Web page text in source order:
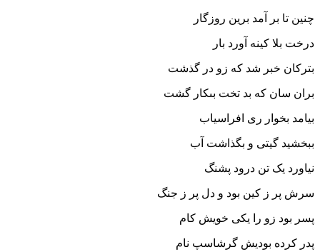
چنین تا بر آمد برین روزگار
درخت بلا کینه آورد بار
بترکان خبر شد که زو در گذشت
بران سان که بد تخت بى‏کار گشت‏
بیامد بخوار رى افراسیاب
ببخشید گیتى و بگذاشت آب‏
نیاورد یک تن درود پشنگ
سرش پر ز کین بود و دل پر ز جنگ‏
پسر بود زو را یکى خویش کام
پدر کرده بودیش گرشاسپ نام‏